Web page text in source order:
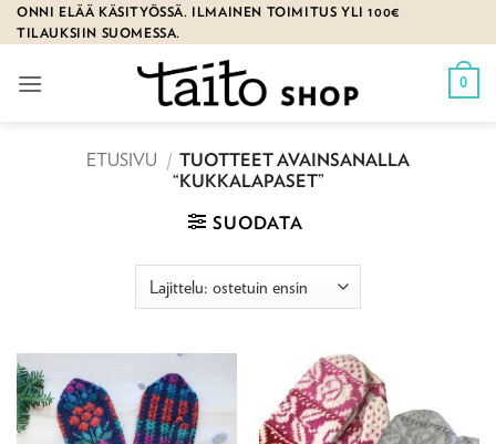
Skip
to
ONNI ELÄÄ KÄSITYÖSSÄ. ILMAINEN TOIMITUS YLI 100€
TILAUKSIIN SUOMESSA.
0
ETUSIVU / TUOTTEET AVAINSANALLA
“KUKKALAPASET”
SUODATA